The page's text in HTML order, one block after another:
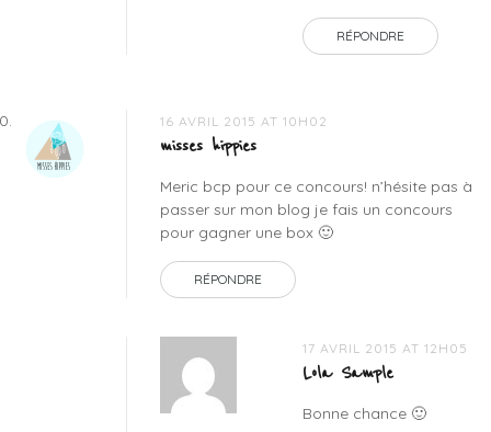
RÉPONDRE
16 AVRIL 2015 AT 10H02
misses hippies
Meric bcp pour ce concours! n’hésite pas à
passer sur mon blog je fais un concours
pour gagner une box 🙂
RÉPONDRE
17 AVRIL 2015 AT 12H05
Lola Sample
Bonne chance 🙂